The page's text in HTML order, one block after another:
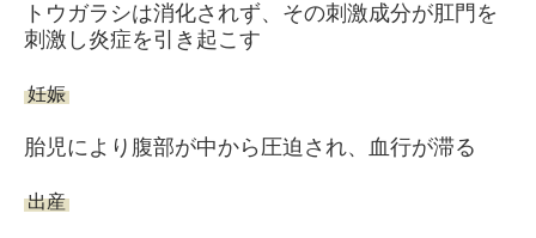
トウガラシは消化されず、その刺激成分が肛門を
刺激し炎症を引き起こす
妊娠
胎児により腹部が中から圧迫され、血行が滞る
出産